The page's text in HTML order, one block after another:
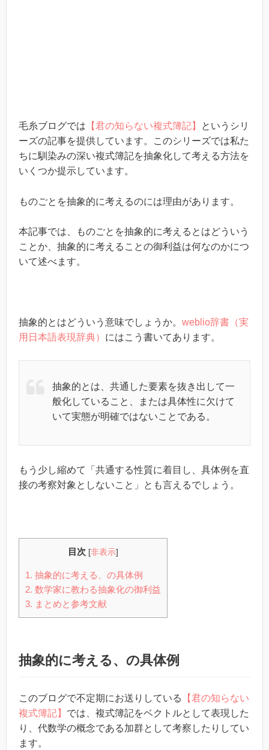
毛糸ブログでは 【君の知らない複式簿記】
というシリ
ーズの記事を提供しています。このシリーズでは私た
ちに馴染みの深い複式簿記を抽象化して考える方法を
いくつか提示しています。
ものごとを抽象的に考えるのには理由があります。
本記事では、ものごとを抽象的に考えるとはどういう
ことか、抽象的に考えることの御利益は何なのかにつ
いて述べます。
抽象的とはどういう意味でしょうか。 weblio辞書（実
用日本語表現辞典） にはこう書いてあります。
抽象的とは、共通した要素を抜き出して一
般化していること、または具体性に欠けて
いて実態が明確ではないことである。
もう少し縮めて「共通する性質に着目し、具体例を直
接の考察対象としないこと」とも言えるでしょう。
目次 [非表示]
1. 抽象的に考える、の具体例
2. 数学家に教わる抽象化の御利益
3. まとめと参考文献
抽象的に考える、の具体例
このブログで不定期にお送りしている
【君の知らない
複式簿記】 では、複式簿記をベクトルとして表現した
り、代数学の概念である加群として考察したりしてい
ます。